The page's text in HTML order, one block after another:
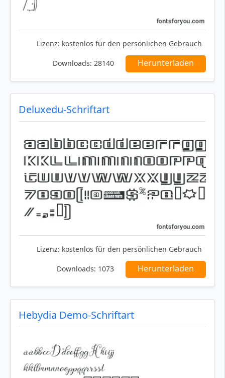
Lizenz: kostenlos für den persönlichen Gebrauch
Downloads: 28140 Herunterladen
Deluxedu-Schriftart
Lizenz: kostenlos für den persönlichen Gebrauch
Downloads: 1073 Herunterladen
Hebydia Demo-Schriftart